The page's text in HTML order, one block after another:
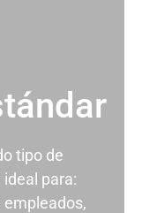
tipo de
para: